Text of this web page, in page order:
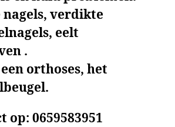
verdikte
eelt
.
orthoses, het
0659583951